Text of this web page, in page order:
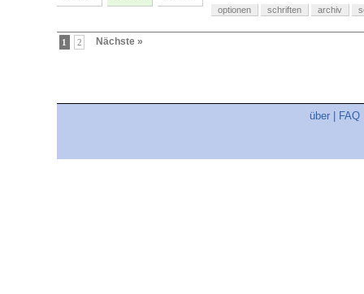
optionen schriften archiv
1 2 Nächste »
über FAQ